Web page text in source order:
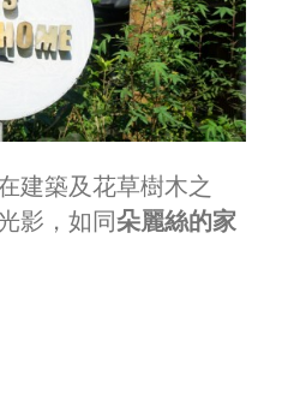
建築及花草樹木之
影，如同朵麗絲的家